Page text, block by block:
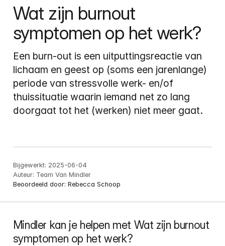
Wat zijn burnout
symptomen op het werk?
Een burn-out is een uitputtingsreactie van
lichaam en geest op (soms een jarenlange)
periode van stressvolle werk- en/of
thuissituatie waarin iemand net zo lang
doorgaat tot het (werken) niet meer gaat.
Bijgewerkt: 2025-06-04
Auteur: Team Van Mindler
Beoordeeld door: Rebecca Schoop
Mindler kan je helpen met Wat zijn burnout
symptomen op het werk?